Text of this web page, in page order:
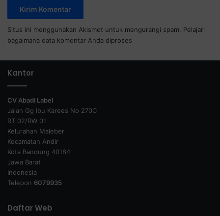
Situs ini menggunakan Akismet untuk mengurangi spam. Pelajari
bagaimana data komentar Anda diproses
Kantor
CV Abadi Label
Jalan Gg Ibu Karees No 270C
RT 02/RW 01
Kelurahan Maleber
Kecamatan Andir
Kota Bandung 40184
Jawa Barat
Indonesia
Telepon 6079935
Daftar Web